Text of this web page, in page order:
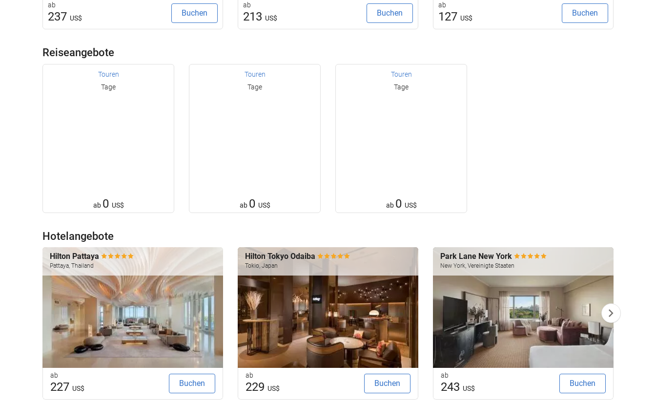
ab
237 US$
Buchen
ab
213 US$
Buchen
ab
127 US$
Buchen
Reiseangebote
Touren
Tage
ab 0 US$
Touren
Tage
ab 0 US$
Touren
Tage
ab 0 US$
Hotelangebote
Hilton Pattaya
Pattaya, Thailand
ab
227 US$
Buchen
Hilton Tokyo Odaiba
Tokio, Japan
ab
229 US$
Buchen
Park Lane New York
New York, Vereinigte Staaten
ab
243 US$
Buchen